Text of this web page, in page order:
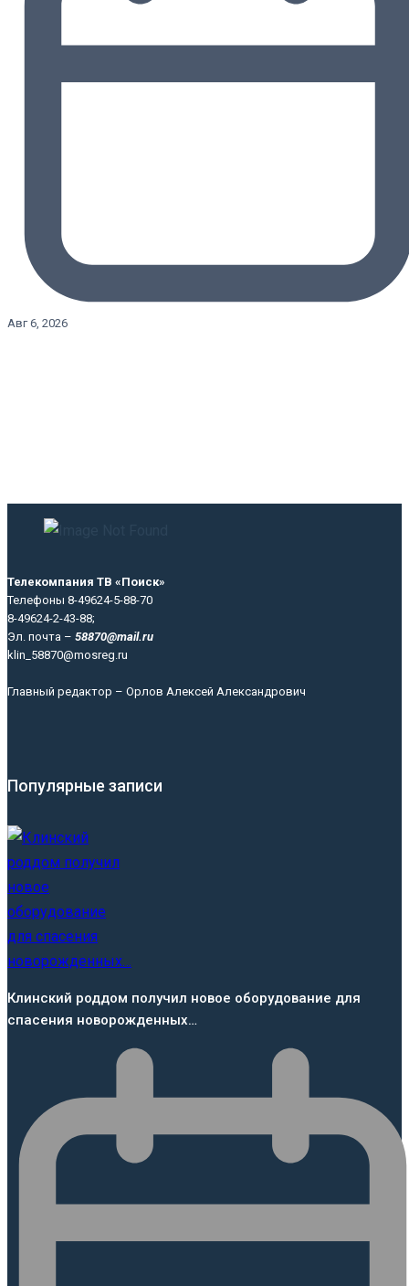
Авг 6, 2026
Телекомпания ТВ «Поиск»
Телефоны 8-49624-5-88-70
8-49624-2-43-88;
Эл. почта – 58870@mail.ru
klin_58870@mosreg.ru
Главный редактор – Орлов Алексей Александрович
Популярные записи
Клинский роддом получил новое оборудование для
спасения новорожденных…